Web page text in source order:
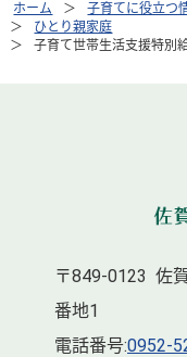
ホーム 子育てに役立つ
ひとり親家庭
子育て世帯生活支援特別
〒849-0123 佐
番地1
電話番号:0952-